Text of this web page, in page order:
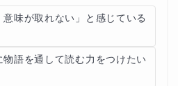
味が取れない」と感じている
物語を通して読む力をつけたい